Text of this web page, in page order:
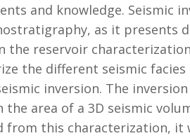
and knowledge.
as it presents
the reservoir
the different seismic
inversion. The
area of a 3D seismic
from this characterization,